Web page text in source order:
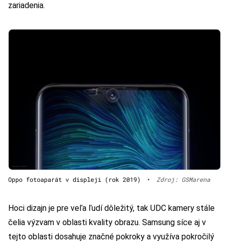
zariadenia.
Oppo fotoaparát v displeji (rok 2019) • Zdroj: GSMarena
Hoci dizajn je pre veľa ľudí dôležitý, tak UDC kamery stále
čelia výzvam v oblasti kvality obrazu. Samsung síce aj v
tejto oblasti dosahuje značné pokroky a využíva pokročilý